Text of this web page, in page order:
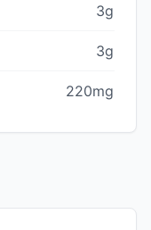
3g
3g
220mg